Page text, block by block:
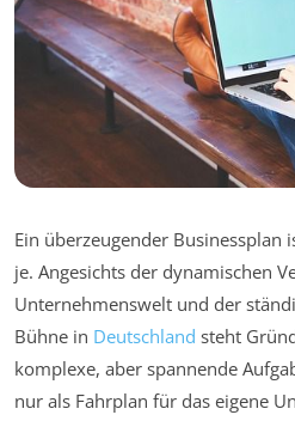
Ein überzeugender
je. Angesichts der dynamischen
Unternehmenswelt und der
Bühne in Deutschland steht
komplexe, aber spannende
nur als Fahrplan für das eigene